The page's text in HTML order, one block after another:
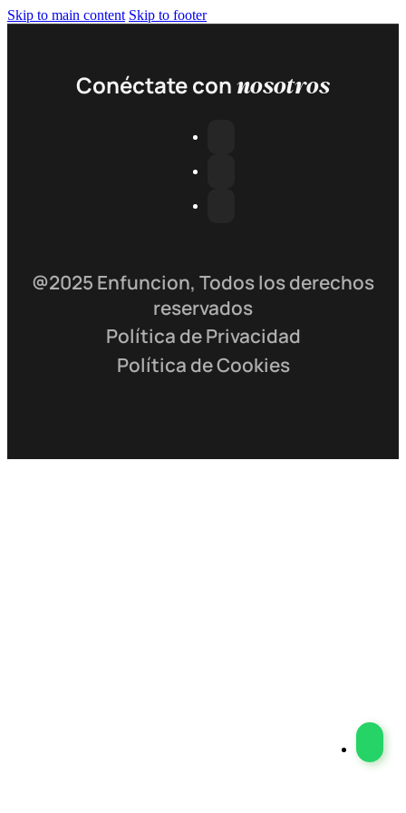
Skip to main content Skip to footer
Conéctate connosotros
@2025 Enfuncion, Todos los derechos
reservados
Política de Privacidad
Política de Cookies